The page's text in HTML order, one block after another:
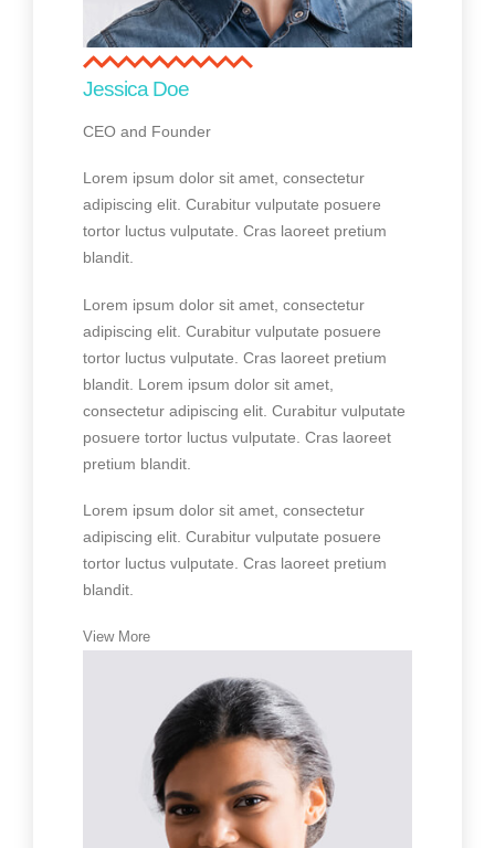
Jessica Doe
CEO and Founder
Lorem ipsum dolor sit amet, consectetur
adipiscing elit. Curabitur vulputate posuere
tortor luctus vulputate. Cras laoreet pretium
blandit.
Lorem ipsum dolor sit amet, consectetur
adipiscing elit. Curabitur vulputate posuere
tortor luctus vulputate. Cras laoreet pretium
blandit. Lorem ipsum dolor sit amet,
consectetur adipiscing elit. Curabitur vulputate
posuere tortor luctus vulputate. Cras laoreet
pretium blandit.
Lorem ipsum dolor sit amet, consectetur
adipiscing elit. Curabitur vulputate posuere
tortor luctus vulputate. Cras laoreet pretium
blandit.
View More